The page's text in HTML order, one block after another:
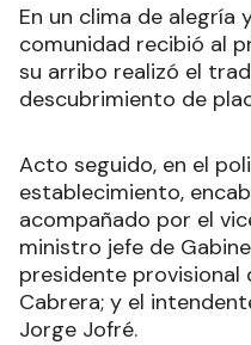
En un clima de alegría
comunidad recibió al
su arribo realizó el
descubrimiento de
Acto seguido, en el
establecimiento,
acompañado por el
ministro jefe de
presidente provisional
Cabrera; y el
Jorge Jofré.